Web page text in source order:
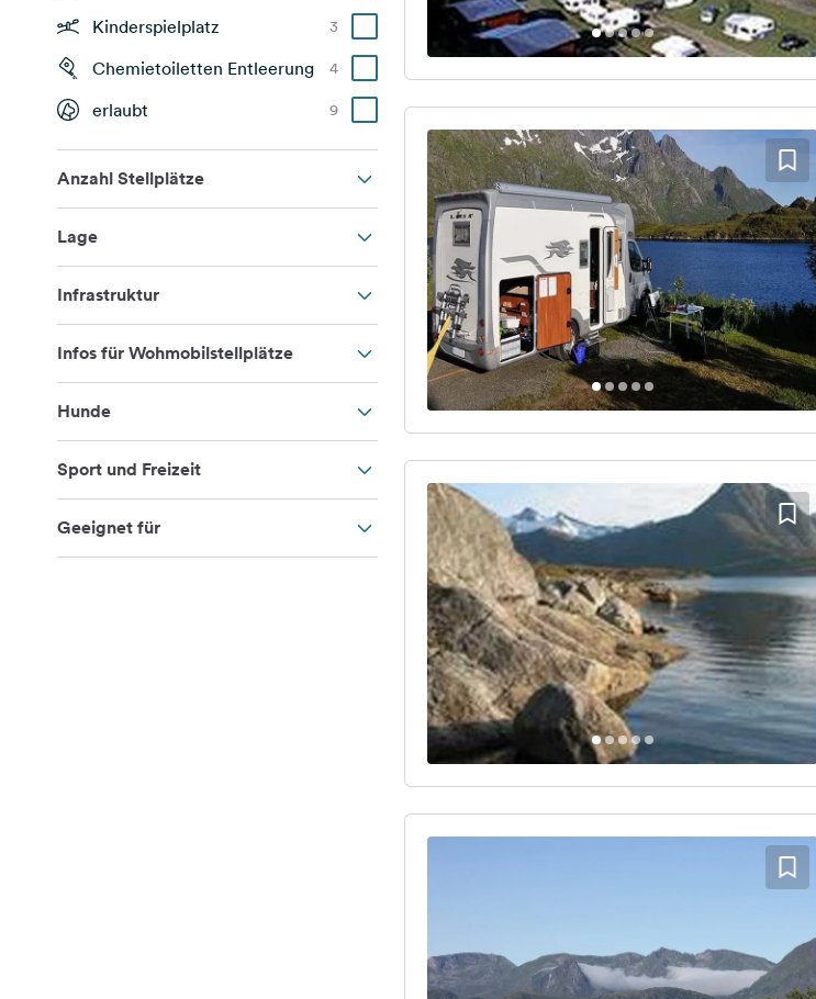
Kinderspielplatz 3
Chemietoiletten Entleerung 4
erlaubt 9
Anzahl Stellplätze
Lage
Infrastruktur
Infos für Wohmobilstellplätze
Hunde
Sport und Freizeit
Geeignet für